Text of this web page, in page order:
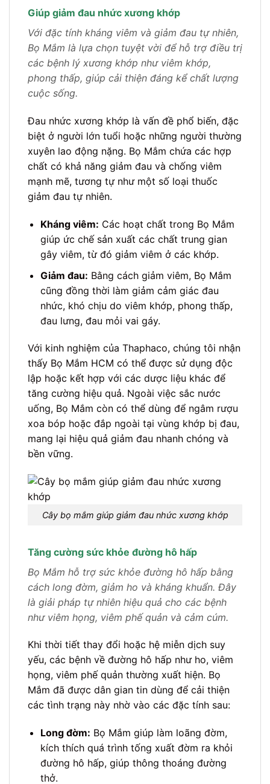
Giúp giảm đau nhức xương khớp
Với đặc tính kháng viêm và giảm đau tự nhiên,
Bọ Mắm là lựa chọn tuyệt vời để hỗ trợ điều trị
các bệnh lý xương khớp như viêm khớp,
phong thấp, giúp cải thiện đáng kể chất lượng
cuộc sống.
Đau nhức xương khớp là vấn đề phổ biến, đặc
biệt ở người lớn tuổi hoặc những người thường
xuyên lao động nặng. Bọ Mắm chứa các hợp
chất có khả năng giảm đau và chống viêm
mạnh mẽ, tương tự như một số loại thuốc
giảm đau tự nhiên.
Kháng viêm: Các hoạt chất trong Bọ Mắm
giúp ức chế sản xuất các chất trung gian
gây viêm, từ đó giảm viêm ở các khớp.
Giảm đau: Bằng cách giảm viêm, Bọ Mắm
cũng đồng thời làm giảm cảm giác đau
nhức, khó chịu do viêm khớp, phong thấp,
đau lưng, đau mỏi vai gáy.
Với kinh nghiệm của Thaphaco, chúng tôi nhận
thấy Bọ Mắm HCM có thể được sử dụng độc
lập hoặc kết hợp với các dược liệu khác để
tăng cường hiệu quả. Ngoài việc sắc nước
uống, Bọ Mắm còn có thể dùng để ngâm rượu
xoa bóp hoặc đắp ngoài tại vùng khớp bị đau,
mang lại hiệu quả giảm đau nhanh chóng và
bền vững.
Cây bọ mắm giúp giảm đau nhức xương khớp
Tăng cường sức khỏe đường hô hấp
Bọ Mắm hỗ trợ sức khỏe đường hô hấp bằng
cách long đờm, giảm ho và kháng khuẩn. Đây
là giải pháp tự nhiên hiệu quả cho các bệnh
như viêm họng, viêm phế quản và cảm cúm.
Khi thời tiết thay đổi hoặc hệ miễn dịch suy
yếu, các bệnh về đường hô hấp như ho, viêm
họng, viêm phế quản thường xuất hiện. Bọ
Mắm đã được dân gian tin dùng để cải thiện
các tình trạng này nhờ vào các đặc tính sau:
Long đờm: Bọ Mắm giúp làm loãng đờm,
kích thích quá trình tống xuất đờm ra khỏi
đường hô hấp, giúp thông thoáng đường
thở.